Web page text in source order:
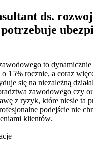
rozwoju zawodowego
zawodowego
błędów w konsultingu
dobrowolne dla
konsultanta rozwoju
OC mimo braku obowiązku
OC konsultanta
dla konsultantów
i cyber - dodatkowa ochrona za
z ochrony ubezpieczeniowej
szkód
i jego konsekwencje
i ochrony danych osobowych
rekrutacyjnych i outplacement
konsultanta ds. rozwoju
na wysokość składki
cenowe
- koszt vs potencjalna szkoda
ubezpieczenie OC
- 5 kroków do polisy
i informacje
zakupu - online vs tradycyjne
dla konsultanta ds.
w codziennej pracy
roszczenia
ds.
to dynamicznie
15% rocznie, a coraz
się na niezależną
zawodowego czy
z ryzyk, które niesie ta
podejście nie
klientów.